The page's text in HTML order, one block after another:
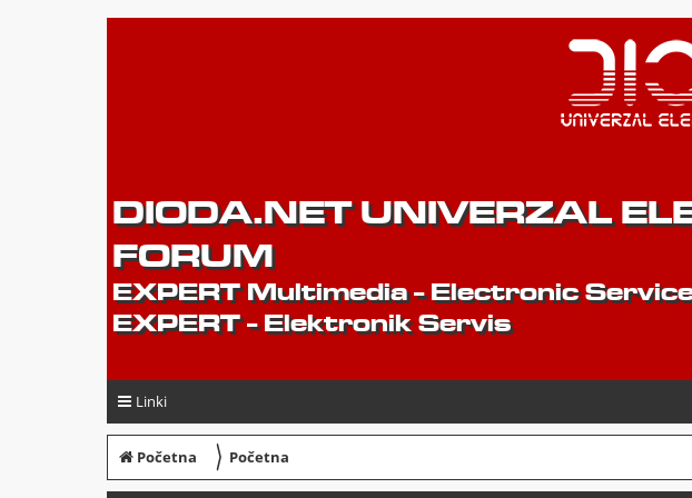
DIODA.NET UNIVERZAL
FORUM
EXPERT Multimedia - Electronic
EXPERT - Elektronik Servis
Linki
Početna 〉 Početna